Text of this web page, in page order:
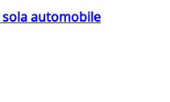
automobile